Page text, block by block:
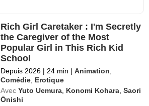
Rich Girl Caretaker : I'm Secretly
the Caregiver of the Most
Popular Girl in This Rich Kid
School
Depuis 2026 | 24 min | Animation,
Comédie, Erotique
Avec Yuto Uemura, Konomi Kohara,Saori
Ōnishi